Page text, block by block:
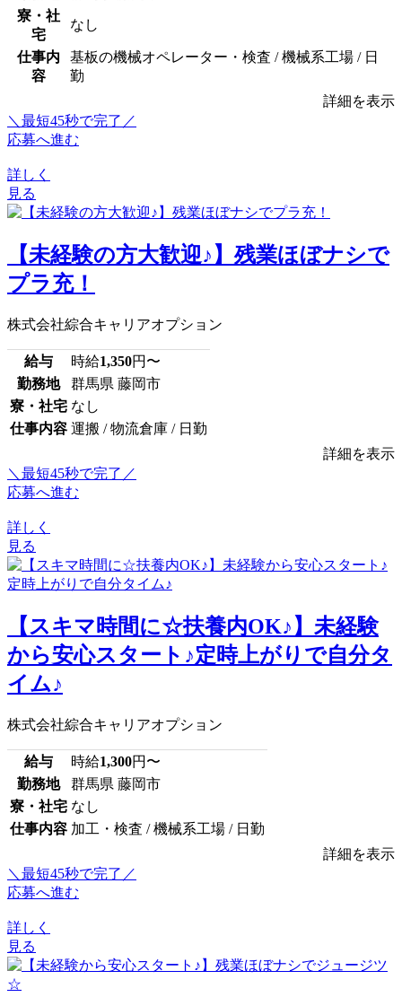
寮・社
宅
なし
仕事内
容
基板の機械オペレーター・検査 / 機械系工場 / 日
勤
詳細を表示
＼最短45秒で完了／
応募へ進む
詳しく
見る
【未経験の方大歓迎♪】残業ほぼナシで
プラ充！
株式会社綜合キャリアオプション
給与 時給1,350円〜
勤務地
群馬県 藤岡市
寮・社宅 なし
仕事内容 運搬 / 物流倉庫 / 日勤
詳細を表示
＼最短45秒で完了／
応募へ進む
詳しく
見る
【スキマ時間に☆扶養内OK♪】未経験
から安心スタート♪定時上がりで自分タ
イム♪
株式会社綜合キャリアオプション
給与 時給1,300円〜
勤務地
群馬県 藤岡市
寮・社宅 なし
仕事内容 加工・検査 / 機械系工場 / 日勤
詳細を表示
＼最短45秒で完了／
応募へ進む
詳しく
見る